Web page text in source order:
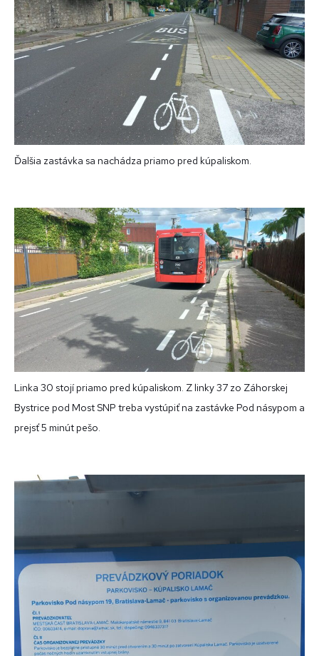
Ďalšia zastávka sa nachádza priamo pred kúpaliskom.
Linka 30 stojí priamo pred kúpaliskom. Z linky 37 zo Záhorskej
Bystrice pod Most SNP treba vystúpiť na zastávke Pod násypom a
prejsť 5 minút pešo.